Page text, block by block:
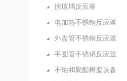
搪玻璃反应釜
电加热不锈钢反应釜
外盘管不锈钢反应釜
半圆管不锈钢反应釜
不饱和聚酯树脂设备